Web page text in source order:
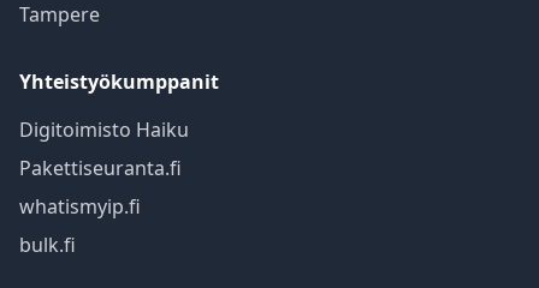
Tampere
Yhteistyökumppanit
Digitoimisto Haiku
Pakettiseuranta.fi
whatismyip.fi
bulk.fi